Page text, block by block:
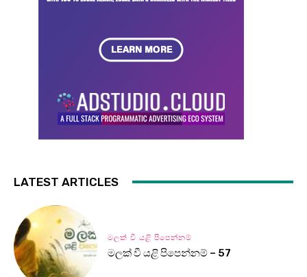
LATEST ARTICLES
මලක් වී යළි පිපෙන්නම්
මලක් වී යළි පිපෙන්නම් – 57